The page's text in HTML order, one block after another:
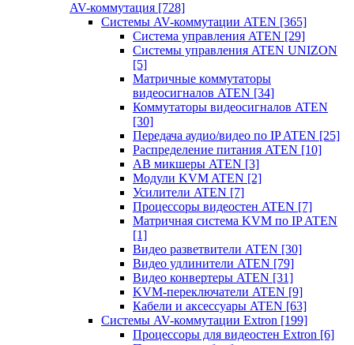
AV-коммутация [728]
Системы AV-коммутации ATEN [365]
Система управления ATEN [29]
Системы управления ATEN UNIZON
[5]
Матричные коммутаторы
видеосигналов ATEN [34]
Коммутаторы видеосигналов ATEN
[30]
Передача аудио/видео по IP ATEN [25]
Распределение питания ATEN [10]
АВ микшеры ATEN [3]
Модули KVM ATEN [2]
Усилители ATEN [7]
Процессоры видеостен ATEN [7]
Матричная система KVM по IP ATEN
[1]
Видео разветвители ATEN [30]
Видео удлинители ATEN [79]
Видео конвертеры ATEN [31]
KVM-переключатели ATEN [9]
Кабели и аксессуары ATEN [63]
Системы AV-коммутации Extron [199]
Процессоры для видеостен Extron [6]